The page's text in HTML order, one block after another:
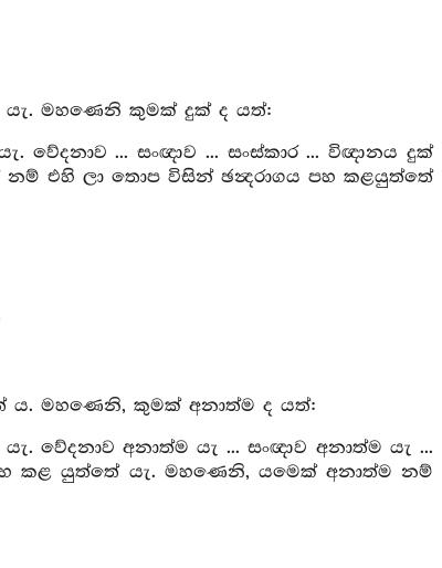
මහණෙනි කුමක් දුක් ද යත්:
... සංඥාව ... සංස්කාර ... විඥානය දුක්
එහි ලා තොප විසින් ඡන්‍දරාගය පහ කළයුත්තේ
ය. මහණෙනි, කුමක් අනාත්ම ද යත්:
අනාත්ම යැ ... සංඥාව අනාත්ම යැ ...
කළ යුත්තේ යැ. මහණෙනි, යමෙක් අනාත්ම නම්